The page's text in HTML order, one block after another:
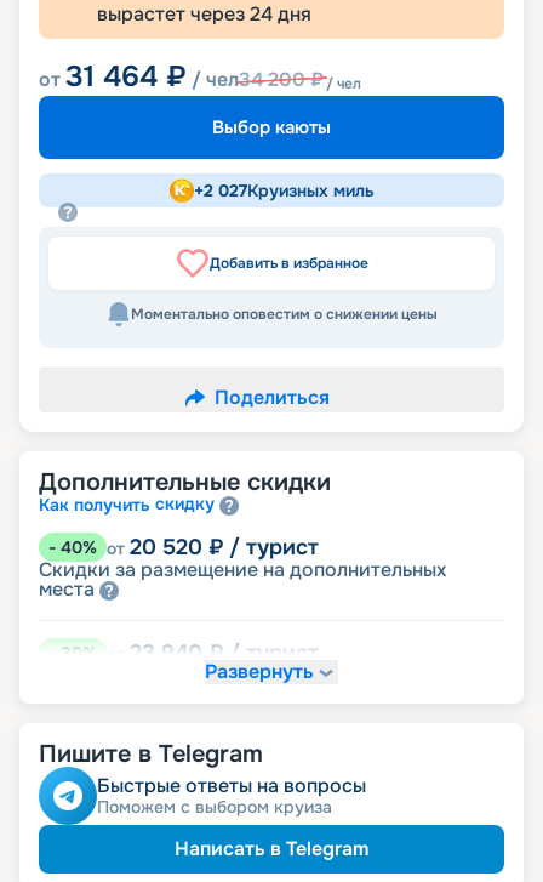
вырастет через24дня
от31 464 ₽ / чел34 200₽/ чел
Выбор каюты
+2 027Круизных миль
Добавить в избранное
Моментально оповестим о снижении цены
Поделиться
Дополнительные скидки
Как получить скидку
- 40% от 20 520 ₽ / турист
Скидки за размещение на дополнительных
места
30% 23 940 ₽ / турист
размещение
30 780
Скидкадетям
-5% от 32 490 ₽/ турист
пенсионерам
Развернуть
Пишите в Telegram
Быстрые ответы на вопросы
Поможем с выбором круиза
Написать в Telegram